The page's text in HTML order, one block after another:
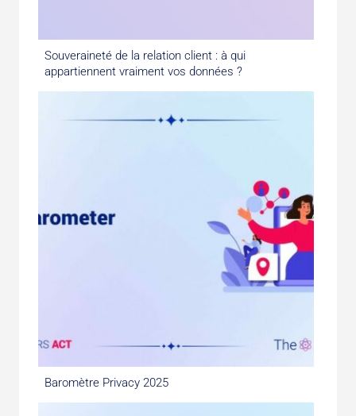
Souveraineté de la relation client : à qui
appartiennent vraiment vos données ?
Baromètre Privacy 2025